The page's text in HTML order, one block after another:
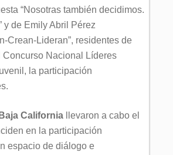
“Nosotras también decidimos.
y de Emily Abril Pérez
Crean-Lideran”, residentes de
Concurso Nacional Líderes
la participación
Baja California llevaron a cabo el
en la participación
espacio de diálogo e